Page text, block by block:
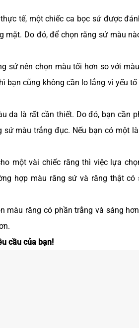
tế, một chiếc ca bọc sứ được
mặt. Do đó, để chọn răng sứ màu
sứ nên chọn màu tối hơn so với
bạn cũng không cần lo lắng vì yếu
da là rất cần thiết. Do đó, bạn cần
màu trắng đục. Nếu bạn có một
một vài chiếc răng thì việc lựa
hợp màu răng sứ và răng thật có
màu răng có phần trắng và sáng
cầu của bạn!